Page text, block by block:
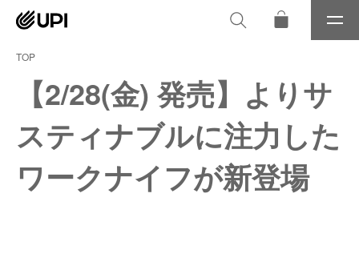
メ
ニ
TOP
【2/28(金) 発売】よりサ
スティナブルに注力した
ワークナイフが新登場